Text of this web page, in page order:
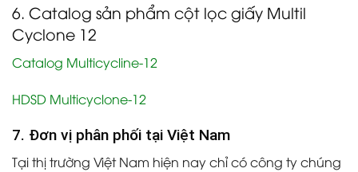
6. Catalog sản phẩm cột lọc giấy Multil
Cyclone 12
Catalog Multicycline-12
HDSD Multicyclone-12
7. Đơn vị phân phối tại Việt Nam
Tại thị trường Việt Nam hiện nay chỉ có công ty chúng